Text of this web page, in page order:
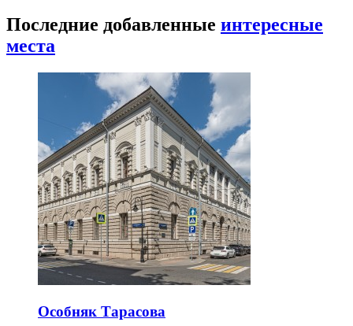
Последние добавленные интересные
места
Особняк Тарасова